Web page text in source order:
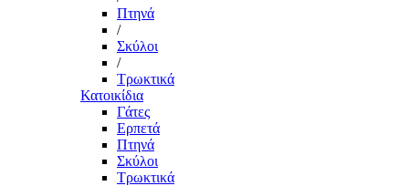
Πτηνά
/
Σκύλοι
/
Τρωκτικά
Κατοικίδια
Γάτες
Ερπετά
Πτηνά
Σκύλοι
Τρωκτικά